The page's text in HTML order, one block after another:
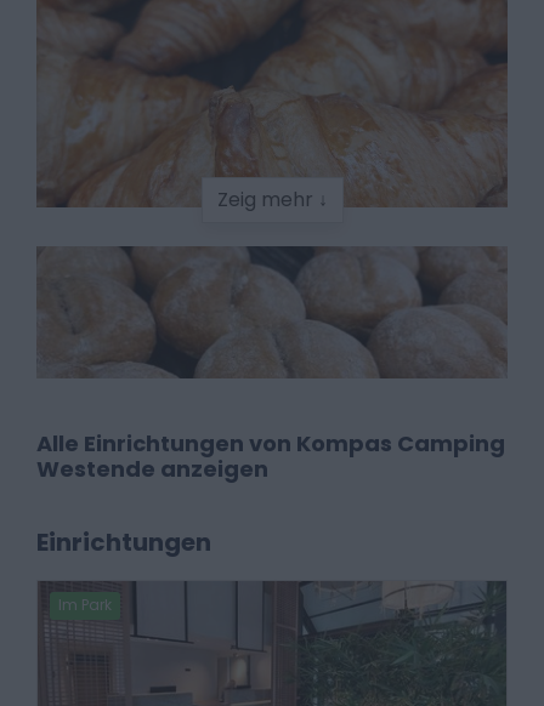
Zeig mehr ↓
Alle Einrichtungen von Kompas Camping
Westende anzeigen
Einrichtungen
Im Park